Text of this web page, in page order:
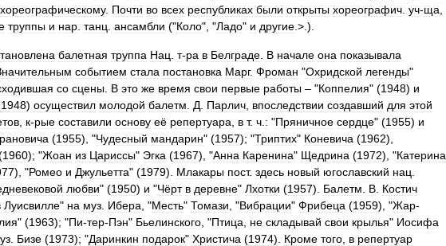
хореографическому. Почти во всех республиках были открыты хореографич уч-ща
труппы и нар танц ансамбли ("Коло", "Ладо" и другие .>.).
балетная труппа Нац т-ра в Белграде В начале она показывала
событием стала постановка Марг. Фроман "Охридской легенды"
со сцены В это же время свои первые работы – "Коппелия" (1948) и
1948) осуществил молодой балетм Д Парлич впоследствии создавший для этой
к-рые составили основу её репертуара в т. ч : "Пряничное сердце" (1955) и
(1955), "Чудесный мандарин" (1957); "Триптих" Коневича (1962),
1960); "Жоан из Цариссы" Эгка (1967), "Анна Каренина" Щедрина (1972), "Катерина
), "Ромео и Джульетта" (1979). Млакары пост. здесь новый югославский нац
любви" (1950) и "Чёрт в деревне" Лхотки (1957). Балетм В Костич
Луисвилле" на муз Ибера , "Месть" Томази , "Вибрации" Фрибеца (1959), "Жар-
" (1963); "Пи-тер-Пэн" Бьелинского , "Птица не складывай свои крылья" Иосифа
Бизе (1973); "Даринкин подарок" Христича (1974). Кроме того в репертуар